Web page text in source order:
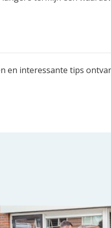
en interessante tips